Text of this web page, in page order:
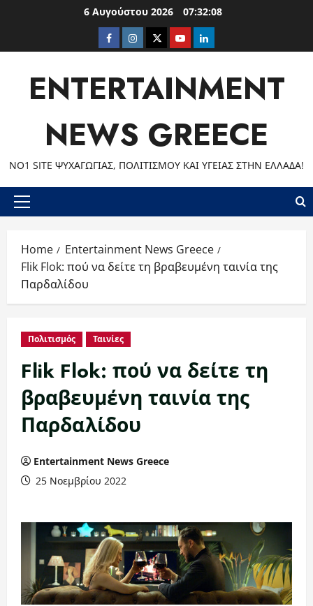
6 Αυγούστου 2026 07:32:09
Facebook
Instagram
TwitterYoutubeLinkedIn
ENTERTAINMENT
NEWS GREECE
ΝΟ1 SITE ΨΥΧΑΓΩΓΊΑΣ, ΠΟΛΙΤΙΣΜΟΎ ΚΑΙ ΥΓΕΊΑΣ ΣΤΗΝ ΕΛΛΆΔΑ!
Primary
Home
Entertainment News Greece
Flik Flok: πού να δείτε τη βραβευμένη ταινία της
Παρδαλίδου
Πολιτισμός Ταινίες
Flik Flok: πού να δείτε τη
βραβευμένη ταινία της
Παρδαλίδου
Entertainment News Greece
25 Νοεμβρίου 2022